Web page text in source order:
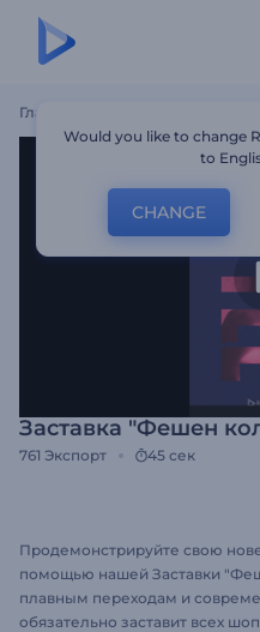
Главная
Заставка "Фешен
761 Экспорт 45 сек
Продемонстрируйте свою
помощью нашей Заставки
плавным переходам и
обязательно заставит всех
Would you like to change
to
CHANGE